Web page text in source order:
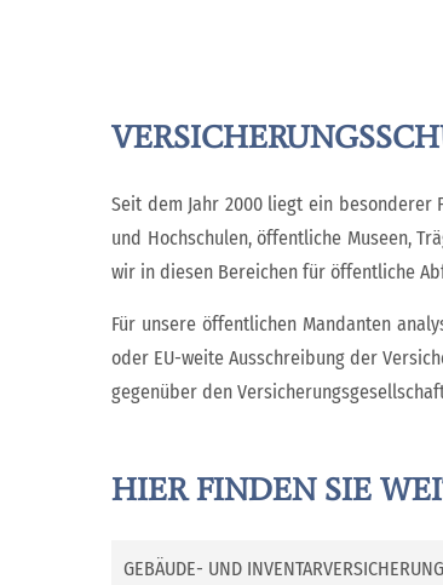
Seit dem Jahr 2000 liegt ein besonderer
und Hochschulen, öffentliche Museen,
wir in diesen Bereichen für öffentliche
Für unsere öffentlichen Mandanten
oder EU-weite Ausschreibung der
gegenüber den
HIER FINDEN SIE
GEBÄUDE- UND INVENTARVERSICHERUNG